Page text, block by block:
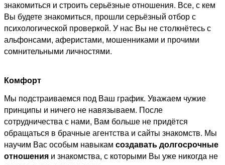
знакомиться и строить серьёзные отношения. Все, с кем
Вы будете знакомиться, прошли серьёзный отбор с
психологической проверкой. У нас Вы не столкнётесь с
альфонсами, аферистами, мошенниками и прочими
сомнительными личностями.
Комфорт
Мы подстраиваемся под Ваш график. Уважаем чужие
принципы и ничего не навязываем. После
сотрудничества с нами, Вам больше не придётся
обращаться в брачные агентства и сайты знакомств. Мы
научим Вас особым навыкам создавать долгосрочные
отношения и знакомства, с которыми Вы уже никогда не